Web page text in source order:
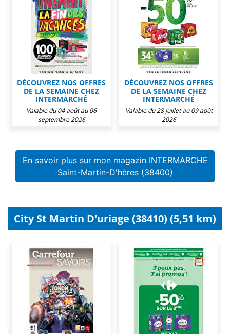
DÉCOUVREZ NOS OFFRES
DE LA SEMAINE CHEZ
INTERMARCHÉ
Valable du 04 août au 06
septembre 2026
DÉCOUVREZ NOS OFFRES
DE LA SEMAINE CHEZ
INTERMARCHÉ
Valable du 28 juillet au 09 août
2026
En savoir plus sur mon magazin INTERMARCHE
Saint-Martin-D'hères (38400)
City St Martin D'uriage (38410) (5,51 km)